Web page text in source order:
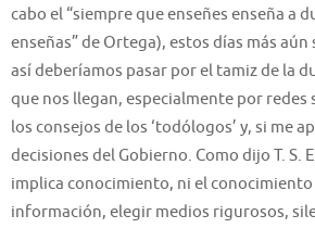
cabo el “siempre que enseñes enseña a
enseñas” de Ortega), estos días más aún
asídeberíamos pasar por el tamiz de la
que nos llegan, especialmente por redes
los consejos de los ‘todólogos’ y, si me
decisiones del Gobierno. Como dijo T.
implica conocimiento, ni el
información, elegir medios rigurosos,